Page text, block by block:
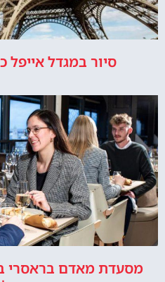
סיור במגדל אייפל
מסעדת מאדם בראסרי